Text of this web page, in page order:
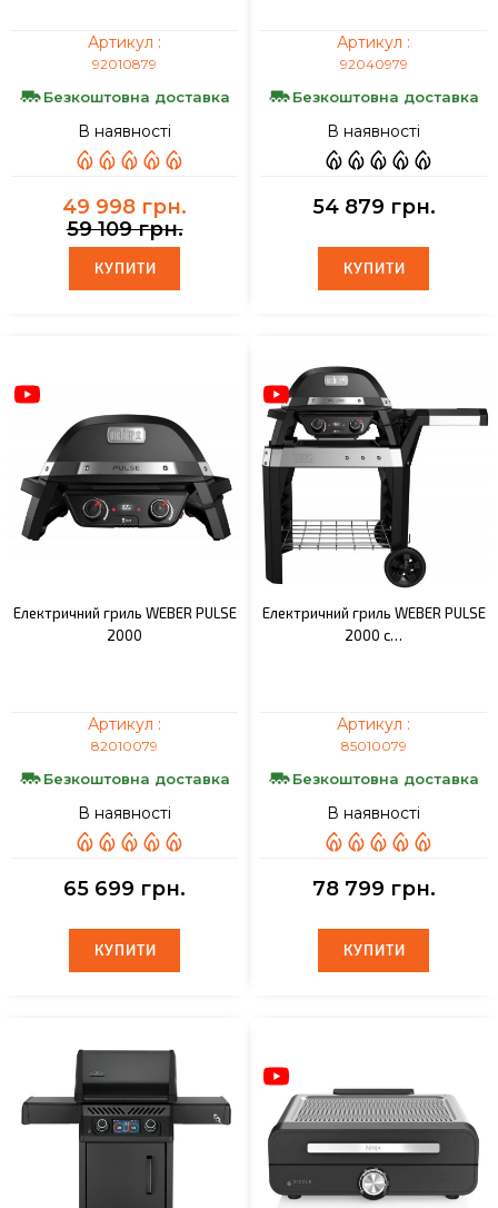
Артикул :
92010879
Безкоштовна доставка
В наявності
49 998 грн.
59 109 грн.
КУПИТИ
КУПИТИ
Артикул :
92040979
Безкоштовна доставка
В наявності
54 879 грн.
КУПИТИ
КУПИТИ
Електричний гриль WEBER PULSE
2000
Артикул :
82010079
Безкоштовна доставка
В наявності
65 699 грн.
КУПИТИ
КУПИТИ
Електричний гриль WEBER PULSE
2000 с…
Артикул :
85010079
Безкоштовна доставка
В наявності
78 799 грн.
КУПИТИ
КУПИТИ